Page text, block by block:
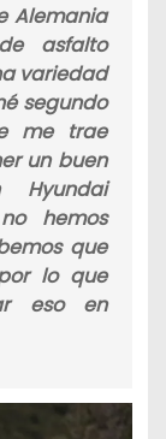
Alemania
asfalto
variedad
segundo
me trae
un buen
hemos
que
lo que
eso en